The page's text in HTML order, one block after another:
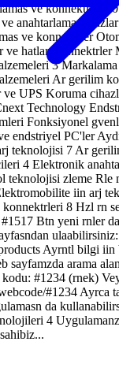
ve konnektrler
anahtarlama
ve konnektrler
ve hatlar Konnektrler
3
Ar gerilim
UPS Koruma
Technology
Fonksiyonel
endstriyel PC'ler
teknolojisi 7 Ar
4 Elektronik
teknolojisi zleme
iin arj
8 Hzl rn
Btn yeni rnler
ulaabilirsiniz:
Ayrntl bilgi
sayfamzda arama
#1234 (rnek)
#1234 Ayrca
da
4